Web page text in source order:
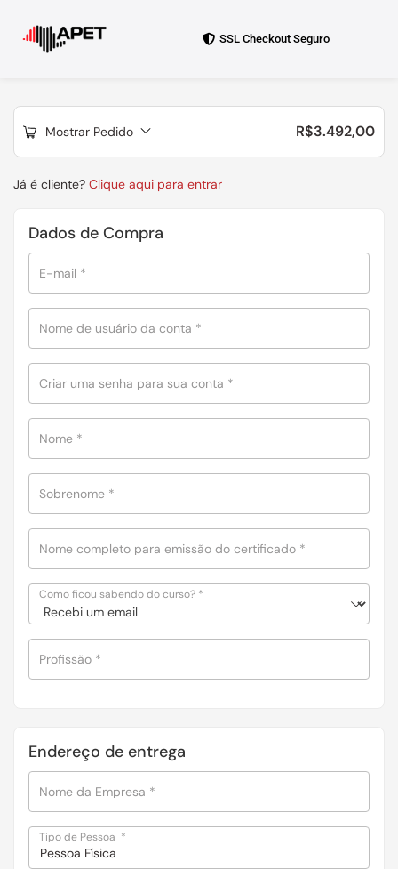
SSL Checkout Seguro
Mostrar Pedido R$3.492,00
Já é cliente? Clique aqui para entrar
Dados de Compra
E-mail *
Nome de usuário da conta *
Criar uma senha para sua conta *
Nome *
Sobrenome *
Nome completo para emissão do certificado *
Como ficou sabendo do curso? *
Profissão *
Endereço de entrega
Nome da Empresa *
Tipo de Pessoa *
Pessoa Física